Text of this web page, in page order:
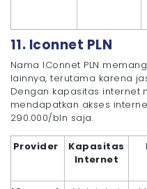
11. Iconnet PLN
Nama IConnet PLN
lainnya, terutama karena
Dengan kapasitas internet
mendapatkan akses
290.000/bln saja.
Provider
Kapasitas
Internet